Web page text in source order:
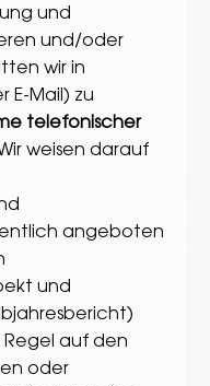
und
und/oder
wir in
E-Mail) zu
telefonischer
weisen darauf
angeboten
und
auf den
oder